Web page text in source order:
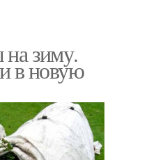
зиму.
в новую